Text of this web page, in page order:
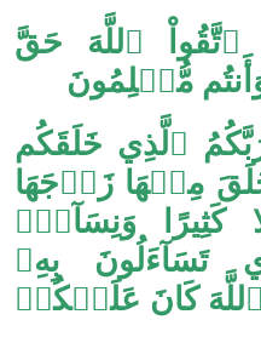
ٱتَّقُواْ ٱللَّهَ حَقَّ
وَأَنتُم مُّسۡلِمُونَ
ٱلَّذِي خَلَقَكُم
مِنۡهَا زَوۡجَهَا
كَثِيرًا وَنِسَآءًۚ
تَسَآءَلُونَ بِهِۦ
كَانَ عَلَيۡكُمۡ